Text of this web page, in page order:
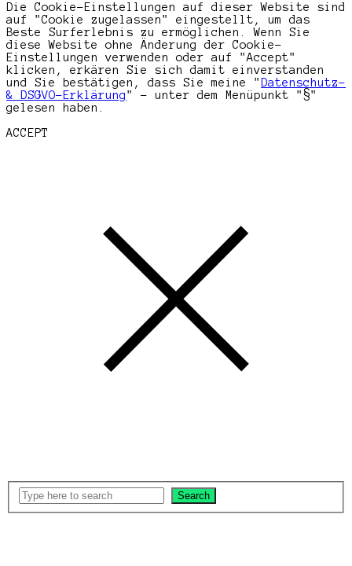
Die Cookie-Einstellungen auf dieser Website sind
auf "Cookie zugelassen" eingestellt, um das
Beste Surferlebnis zu ermöglichen. Wenn Sie
diese Website ohne Änderung der Cookie-
Einstellungen verwenden oder auf "Accept"
klicken, erkären Sie sich damit einverstanden
und Sie bestätigen, dass Sie meine " Datenschutz-
& DSGVO-Erklärung" - unter dem Menüpunkt "§"
gelesen haben.
ACCEPT